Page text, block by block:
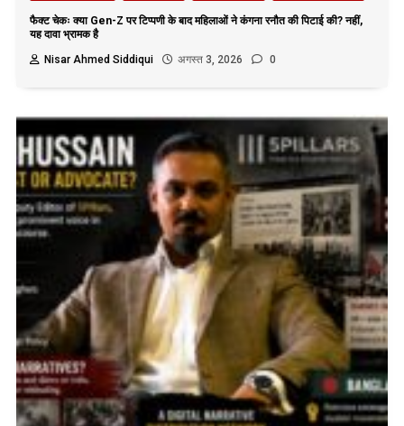
फैक्ट चेकः क्या Gen-Z पर टिप्पणी के बाद महिलाओं ने कंगना रनौत की पिटाई की? नहीं,
यह दावा भ्रामक है
Nisar Ahmed Siddiqui
अगस्त 3, 2026 0